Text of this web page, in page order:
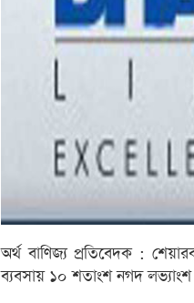
অর্থ বাণিজ্য প্রতিবেদক :
ব্যবসায় ১০ শতাংশ নগদ লভ্যাংশ